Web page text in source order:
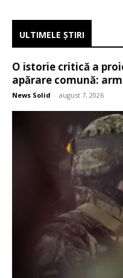
ULTIMELE ŞTIRI
O istorie critică a
apărare comună:
News Solid - august 7, 2026